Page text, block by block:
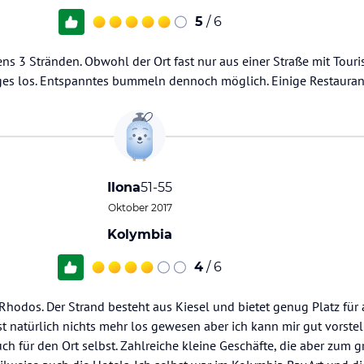
5 / 6
3 Stränden. Obwohl der Ort fast nur aus einer Straße mit
los. Entspanntes bummeln dennoch möglich. Einige
Ilona51-55
Oktober 2017
Kolymbia
4 / 6
Der Strand besteht aus Kiesel und bietet genug Platz für
natürlich nichts mehr los gewesen aber ich kann mir gut
für den Ort selbst. Zahlreiche kleine Geschäfte, die aber zum